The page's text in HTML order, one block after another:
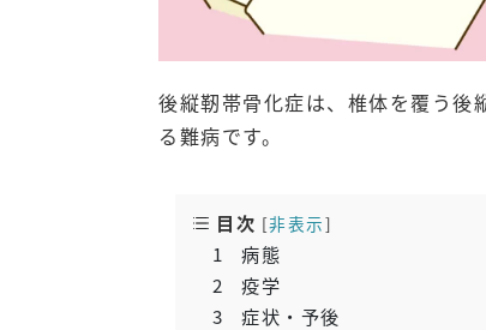
後縦靭帯骨化症は、椎体を覆う後
る難病です。
目次 [非表示]
1
病態
2
疫学
3
症状・予後